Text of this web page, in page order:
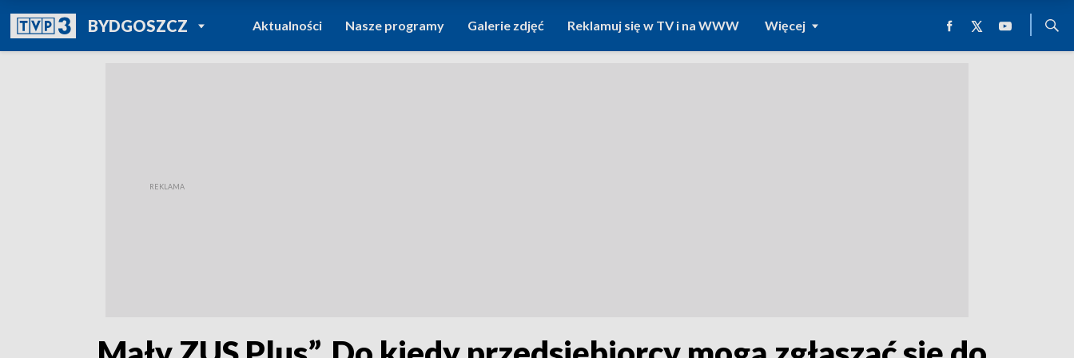
BYDGOSZCZPOWRÓT DO
TVP REGIONY
Aktualności Nasze programy Galerie zdjęć Reklamuj się w TV i na WWW Więcej